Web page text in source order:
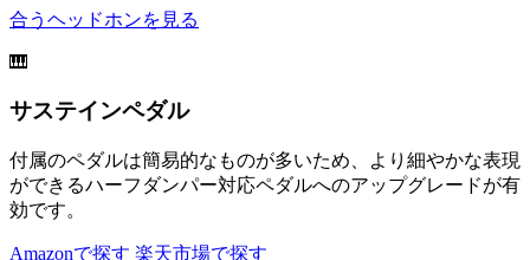
合うヘッドホンを見る
🎹
サステインペダル
付属のペダルは簡易的なものが多いため、より細やかな表現
ができるハーフダンパー対応ペダルへのアップグレードが有
効です。
Amazonで探す 楽天市場で探す